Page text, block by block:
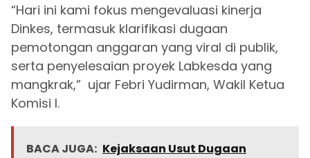
“Hari ini kami fokus mengevaluasi kinerja
Dinkes, termasuk klarifikasi dugaan
pemotongan anggaran yang viral di publik,
serta penyelesaian proyek Labkesda yang
mangkrak,” ujar Febri Yudirman, Wakil Ketua
Komisi I.
BACA JUGA: Kejaksaan Usut Dugaan